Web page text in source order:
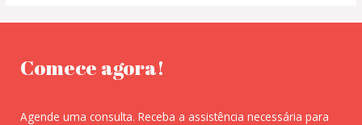
Comece agora!
Agende uma consulta. Receba a assistência necessária para